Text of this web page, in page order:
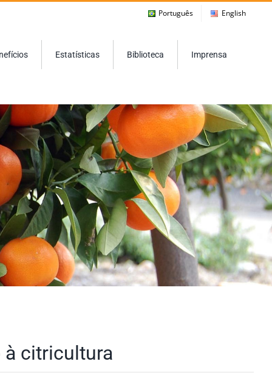
Português English
Estatísticas Biblioteca Imprensa
à citricultura